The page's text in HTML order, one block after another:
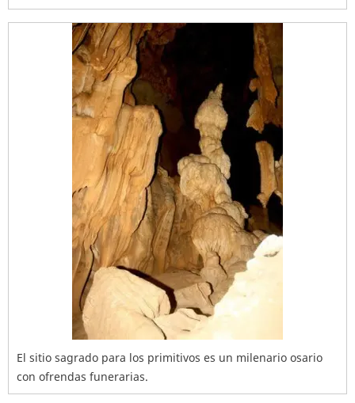
El sitio sagrado para los primitivos es un milenario osario
con ofrendas funerarias.